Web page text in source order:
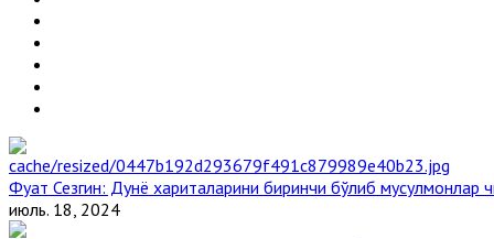
Фуат Сезгин: Дунё хариталарини биринчи бўлиб мусулмонлар
июль. 18, 2024